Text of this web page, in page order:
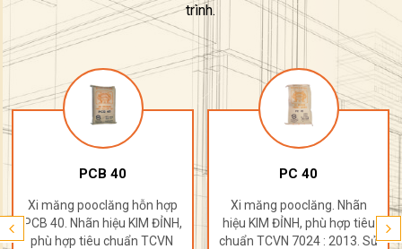
trình.
PCB 40
Xi măng pooclăng hỗn hợp
PCB 40. Nhãn hiệu KIM ĐỈNH,
phù hợp tiêu chuẩn TCVN
PC 40
Xi măng pooclăng. Nhãn
hiệu KIM ĐỈNH, phù hợp tiêu
chuẩn TCVN 7024 : 2013. Sử